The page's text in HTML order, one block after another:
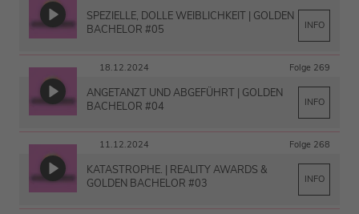
SPEZIELLE, DOLLE WEIBLICHKEIT | GOLDEN
BACHELOR #05
INFO
18.12.2024 Folge 269
ANGETANZT UND ABGEFÜHRT | GOLDEN
BACHELOR #04
INFO
11.12.2024 Folge 268
KATASTROPHE. | REALITY AWARDS &
GOLDEN BACHELOR #03
INFO